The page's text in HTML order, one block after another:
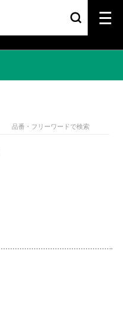
品番・フリーワードで検索